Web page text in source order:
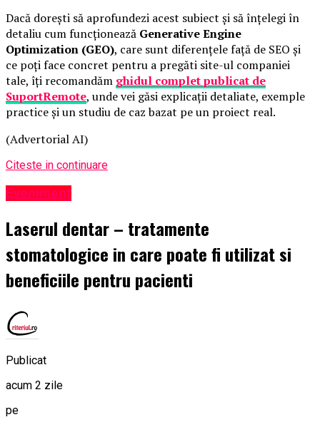
Dacă dorești să aprofundezi acest subiect și să înțelegi în
detaliu cum funcționează Generative Engine
Optimization (GEO), care sunt diferențele față de SEO și
ce poți face concret pentru a pregăti site-ul companiei
tale, îți recomandăm ghidul complet publicat de
SuportRemote, unde vei găsi explicații detaliate, exemple
practice și un studiu de caz bazat pe un proiect real.
(Advertorial AI)
Citeste in continuare
Eveniment
Laserul dentar – tratamente
stomatologice in care poate fi utilizat si
beneficiile pentru pacienti
Publicat
acum 2 zile
pe